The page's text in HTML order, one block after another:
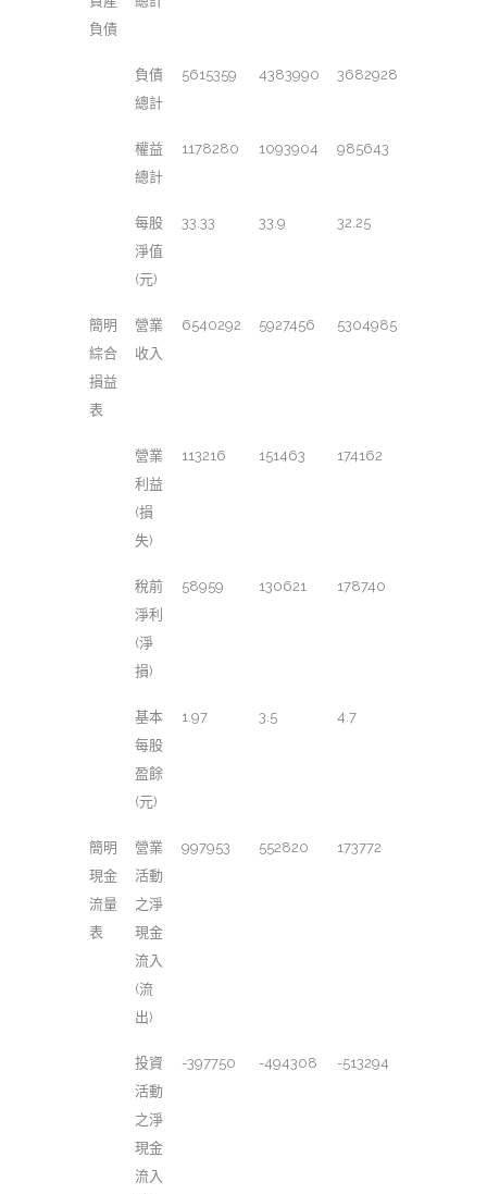
負債
負債
總計
5615359 4383990 3682928
權益
總計
1178280 1093904 985643
每股
淨值
(元)
33.33 33.9 32.25
簡明
綜合
損益
表
營業
收入
6540292 5927456 5304985
營業
利益
(損
失)
113216 151463 174162
稅前
淨利
(淨
損)
58959 130621 178740
基本
每股
盈餘
(元)
1.97 3.5 4.7
簡明
現金
流量
表
營業
活動
之淨
現金
流入
(流
出)
997953 552820 173772
投資
活動
之淨
現金
流入
-397750 -494308 -513294